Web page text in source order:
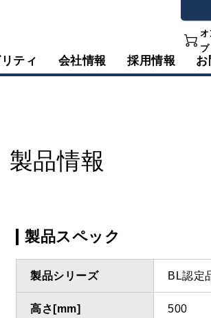
オ
プ
ティ 会社情報 採用情報 お
製品情報
製品スペック
製品シリーズ BL認定
高さ[mm]
500